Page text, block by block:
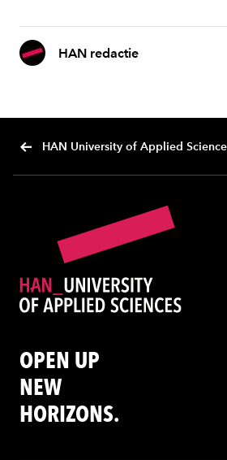
HAN redactie
HAN University of Applied
OPEN UP
NEW
HORIZONS.